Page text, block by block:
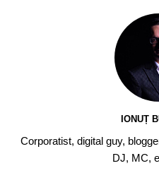
IONUȚ
Corporatist, digital guy,
DJ, MC,